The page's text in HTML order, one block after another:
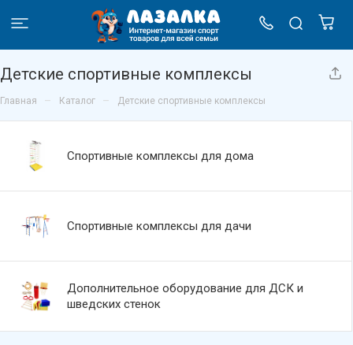
Детские спортивные комплексы
Главная – Каталог – Детские спортивные комплексы
Спортивные комплексы для дома
Спортивные комплексы для дачи
Дополнительное оборудование для ДСК и
шведских стенок